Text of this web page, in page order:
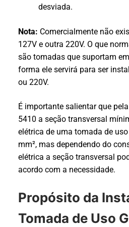
desviada.
Nota: Comercialmente não
127V e outra 220V. O que
são tomadas que suportam
forma ele servirá para ser
ou 220V.
É importante salientar que
5410 a seção transversal
elétrica de uma tomada de
mm², mas dependendo do
elétrica a seção transversal
acordo com a necessidade.
Propósito da
Tomada de Uso